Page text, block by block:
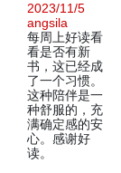
2023/11/5
angsila
每周上好读看
看是否有新
书，这已经成
了一个习惯。
这种陪伴是一
种舒服的，充
满确定感的安
心。感谢好
读。